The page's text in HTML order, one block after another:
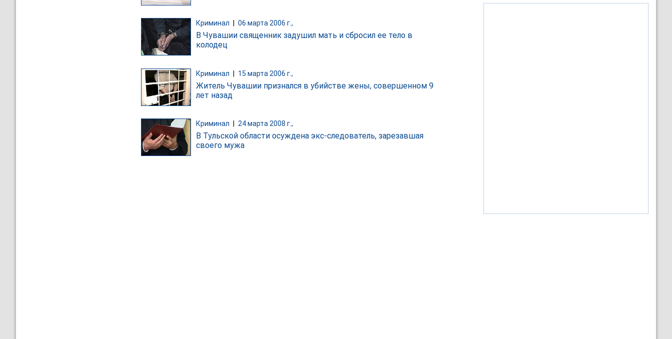
Криминал 06 марта 2006 г.,
В Чувашии священник задушил мать и сбросил ее тело в
колодец
Криминал | 15 марта 2006 г.,
Житель Чувашии признался в убийстве жены, совершенном 9
лет назад
Криминал 24 марта 2008 г.,
В Тульской области осуждена экс-следователь, зарезавшая
своего мужа